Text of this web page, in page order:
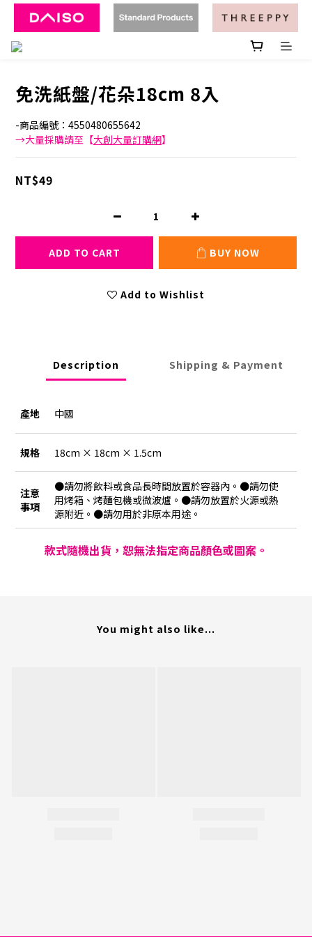
免洗紙盤/花朵18cm 8入
-商品編號：4550480655642
→大量採購請至【大創大量訂購網】
NT$49
ADD TO CART BUY NOW
Add to Wishlist
Description Shipping & Payment
產地 中國
規格 18cm × 18cm × 1.5cm
注意
事項
●請勿將飲料或食品長時間放置於容器內。●請勿使
用烤箱、烤麵包機或微波爐。●請勿放置於火源或熱
源附近。●請勿用於非原本用途。
款式隨機出貨，恕無法指定商品顏色或圖案。
You might also like...